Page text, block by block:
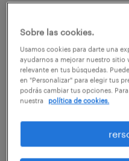
Sobre las cookies.
Usamos cookies para darte una
ayudarnos a mejorar nuestro
relevante en tus búsquedas.
en "Personalizar" para elegir tus
podrás cambiar tus opciones.
nuestra
política de cookies.